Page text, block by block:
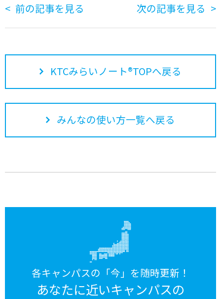
前の記事を見る 次の記事を見る
KTCみらいノート®TOPへ戻る
みんなの使い方一覧へ戻る
各キャンパスの「今」を随時更新！
あなたに近いキャンパスの